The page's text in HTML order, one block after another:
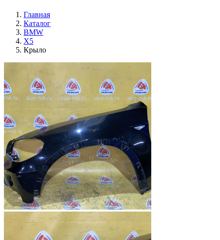
Главная
Каталог
BMW
X5
Крыло